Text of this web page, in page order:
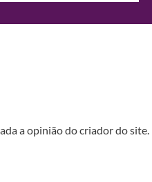
a opinião do criador do site.